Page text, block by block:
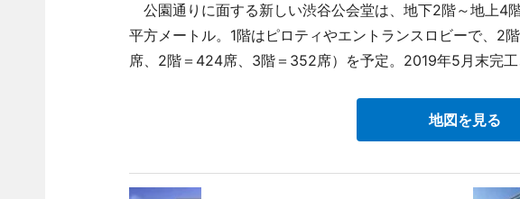
公園通りに面する新しい渋谷公会堂は、地下2階～地上4
平方メートル。1階はピロティやエントランスロビーで、2
席、2階＝424席、3階＝352席）を予定。2019年5月末完工
地図を見る